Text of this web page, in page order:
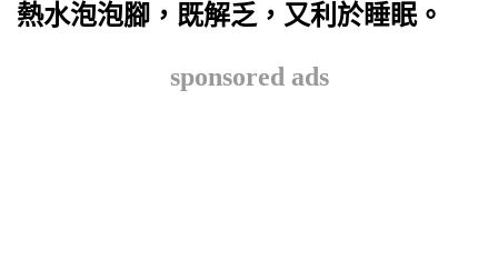
熱水泡泡腳，既解乏，又利於睡眠。
sponsored ads